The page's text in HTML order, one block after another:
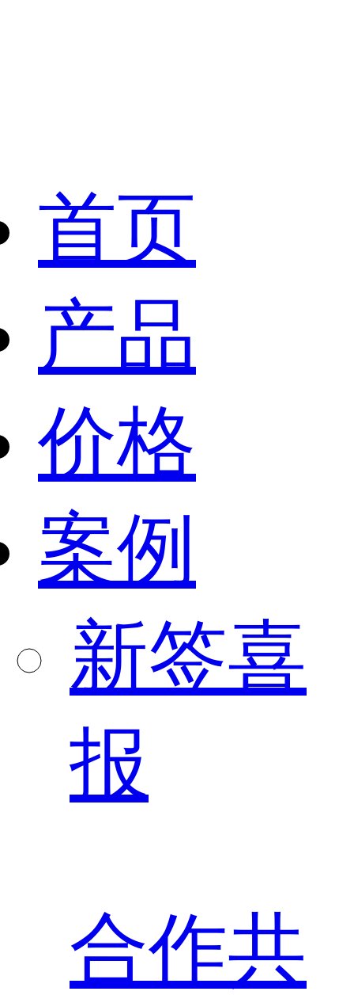
首页
产品
价格
案例
新签喜
报
合作共